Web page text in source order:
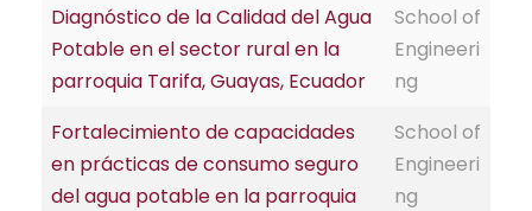
Diagnóstico de la Calidad del Agua
Potable en el sector rural en la
parroquia Tarifa, Guayas, Ecuador
School of
Engineeri
ng
Fortalecimiento de capacidades
en prácticas de consumo seguro
del agua potable en la parroquia
School of
Engineeri
ng